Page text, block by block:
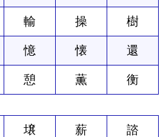
輸 操 樹
憶 懐 還
憩 薫 衡
壌 薪 諮